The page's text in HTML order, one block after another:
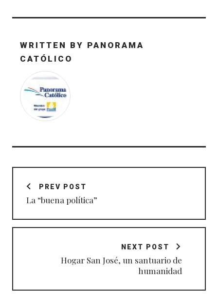
WRITTEN BY PANORAMA
CATÓLICO
Navegación
entradasPREV POST
La “buena política”
NEXT POST
Hogar San José, un santuario de
humanidad